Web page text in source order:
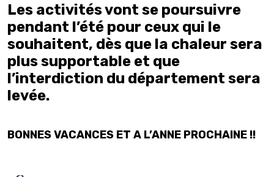
Les activités vont se poursuivre
pendant l’été pour ceux qui le
souhaitent, dès que la chaleur sera
plus supportable et que
l’interdiction du département sera
levée.
BONNES VACANCES ET A L’ANNE PROCHAINE !!